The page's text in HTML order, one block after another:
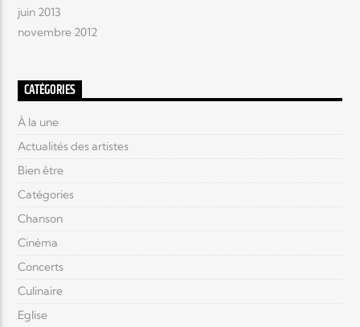
juin 2013
novembre 2012
CATÉGORIES
À la une
Actualités des artistes
Bien être
Catégories
Chanson
Cinéma
Concerts
Culinaire
Eglise